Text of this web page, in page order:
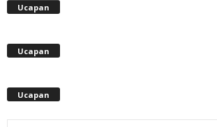
Ucapan
Ucapan
Ucapan